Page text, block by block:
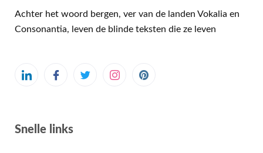
Achter het woord bergen, ver van de landen Vokalia en
Consonantia, leven de blinde teksten die ze leven
Snelle links